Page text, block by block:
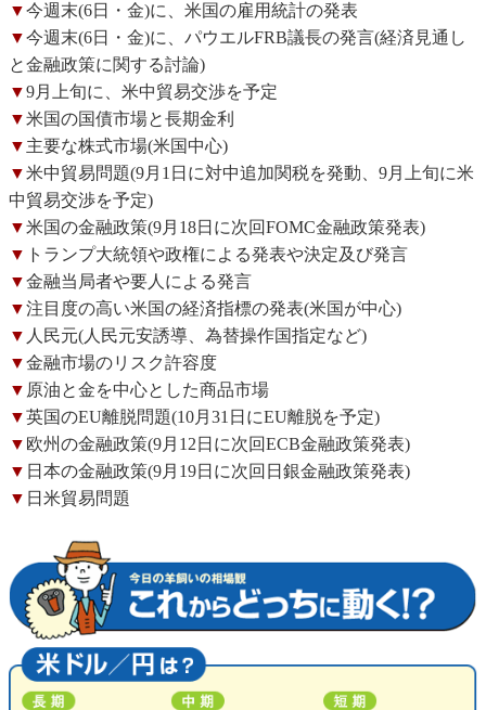
▼今週末(6日・金)に、米国の雇用統計の発表
▼今週末(6日・金)に、パウエルFRB議長の発言(経済見通し
と金融政策に関する討論)
▼9月上旬に、米中貿易交渉を予定
▼米国の国債市場と長期金利
▼ 主要な株式市場(米国中心)
▼米中貿易問題(9月1日に対中追加関税を発動、9月上旬に米
中貿易交渉を予定)
▼米国の金融政策(9月18日に次回FOMC金融政策発表)
▼ トランプ大統領や政権による発表や決定及び発言
▼金融当局者や要人による発言
▼注目度の高い米国の経済指標の発表(米国が中心)
▼ 人民元(人民元安誘導、為替操作国指定など)
▼金融市場のリスク許容度
▼ 原油と金を中心とした商品市場
▼英国のEU離脱問題(10月31日にEU離脱を予定)
▼ 欧州の金融政策(9月12日に次回ECB金融政策発表)
▼ 日本の金融政策(9月19日に次回日銀金融政策発表)
▼ 日米貿易問題